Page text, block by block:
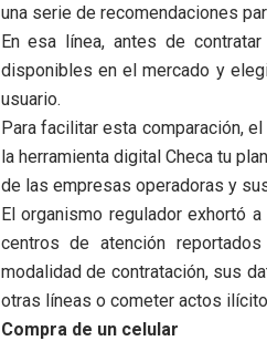
ADAS: QUEDAN
una serie de recomendaciones
En esa línea, antes de
disponibles en el mercado y
usuario.
Para facilitar esta comparación,
la herramienta digital Checa tu
de las empresas operadoras y
El organismo regulador exhortó
centros de atención
modalidad de contratación, sus
otras líneas o cometer actos
Compra de un celular